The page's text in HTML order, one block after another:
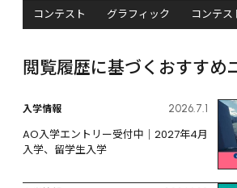
コンテスト グラフィック コンテス
閲覧履歴に基づくおすすめ
入学情報 2026.7.1
AO入学エントリー受付中｜2027年4月
入学、留学生入学